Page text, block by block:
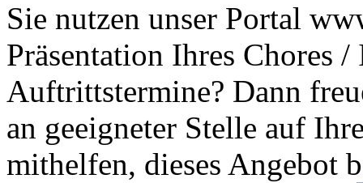
Sie nutzen unser Portal
Präsentation Ihres Chores
Auftrittstermine? Dann
an geeigneter Stelle auf
mithelfen, dieses Angebot